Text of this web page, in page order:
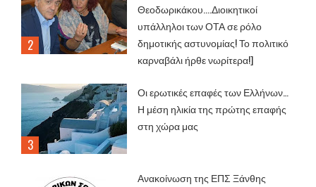
Θεοδωρικάκου....Διοικητικοί
υπάλληλοι των ΟΤΑ σε ρόλο
δημοτικής αστυνομίας! Το πολιτικό
καρναβάλι ήρθε νωρίτερα!]
Οι ερωτικές επαφές των Ελλήνων…
Η μέση ηλικία της πρώτης επαφής
στη χώρα μας
Ανακοίνωση της ΕΠΣ Ξάνθης